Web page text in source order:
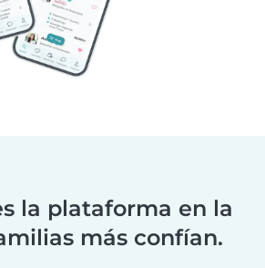
la plataforma en la
más confían.